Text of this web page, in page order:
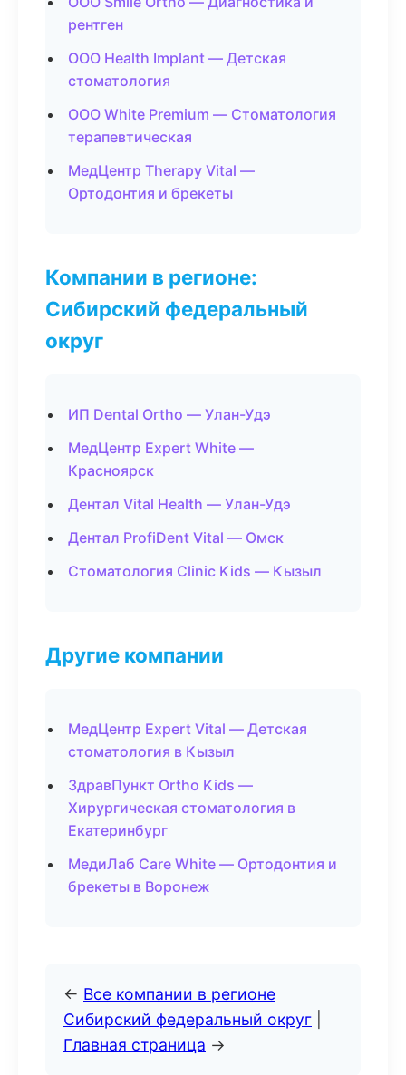
рентген
ООО Health Implant — Детская
стоматология
ООО White Premium — Стоматология
терапевтическая
МедЦентр Therapy Vital —
Ортодонтия и брекеты
Компании в регионе:
Сибирский федеральный
округ
ИП Dental Ortho — Улан-Удэ
МедЦентр Expert White —
Красноярск
Дентал Vital Health — Улан-Удэ
Дентал ProfiDent Vital — Омск
Стоматология Clinic Kids — Кызыл
Другие компании
МедЦентр Expert Vital — Детская
стоматология в Кызыл
ЗдравПункт Ortho Kids —
Хирургическая стоматология в
Екатеринбург
МедиЛаб Care White — Ортодонтия и
брекеты в Воронеж
← Все компании в регионе
Сибирский федеральный округ
Главная страница →